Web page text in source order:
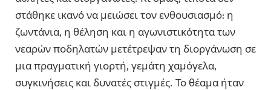
στάθηκε ικανό να μειώσει τον ενθουσιασμό: η
ζωντάνια, η θέληση και η αγωνιστικότητα των
νεαρών ποδηλατών μετέτρεψαν τη διοργάνωση σε
μια πραγματική γιορτή, γεμάτη χαμόγελα,
συγκινήσεις και δυνατές στιγμές. Το θέαμα ήταν